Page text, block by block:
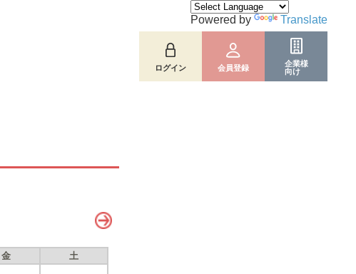
ログイン 会員登録
企業様
向け
Powered by Translate
金 土